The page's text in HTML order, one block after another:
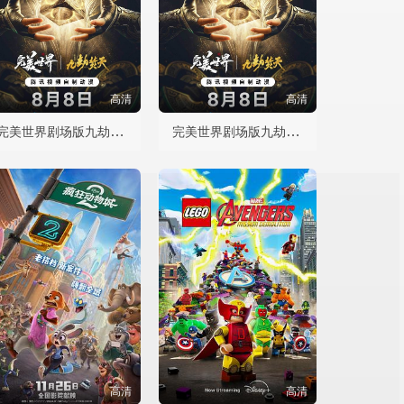
高清
​完美世界剧场版九劫焚天​
高清
​完美世界剧场版九劫焚天​
高清 高清